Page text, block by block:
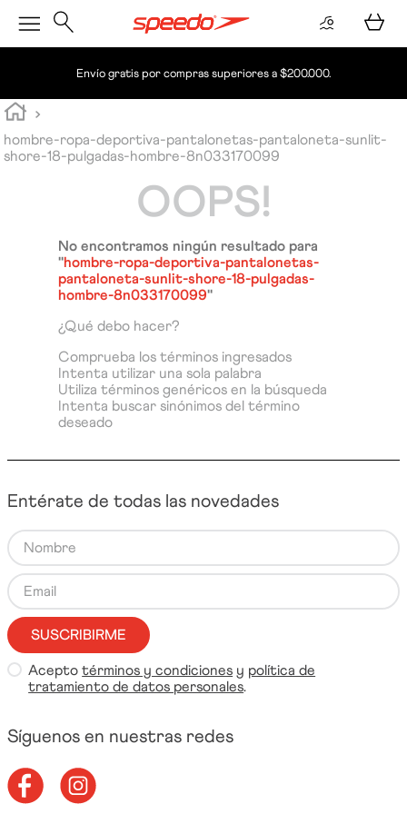
Envío gratis por compras superiores a $200.000.
hombre-ropa-deportiva-pantalonetas-pantaloneta-sunlit-
shore-18-pulgadas-hombre-8n033170099
OOPS!
No encontramos ningún resultado para
"hombre-ropa-deportiva-pantalonetas-
pantaloneta-sunlit-shore-18-pulgadas-
hombre-8n033170099"
¿Qué debo hacer?
Comprueba los términos ingresados
Intenta utilizar una sola palabra
Utiliza términos genéricos en la búsqueda
Intenta buscar sinónimos del término
deseado
Entérate de todas las novedades
SUSCRIBIRME
Aceptotérminos y condiciones y política de
tratamiento de datos personales.
Síguenos en nuestras redes